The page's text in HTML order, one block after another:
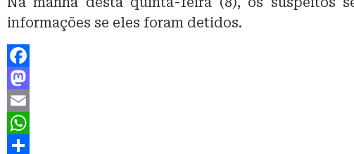
informações se eles foram detidos.
Facebook
Mastodon
Email
WhatsApp